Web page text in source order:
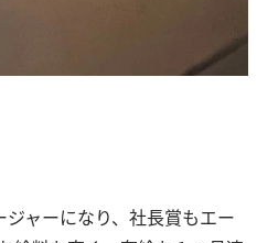
ャーになり、社長賞もエー